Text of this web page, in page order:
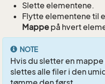
Slette elementene.
Flytte elementene til
Mappe på hvert
NOTE
Hvis du sletter en
slettes alle filer i den